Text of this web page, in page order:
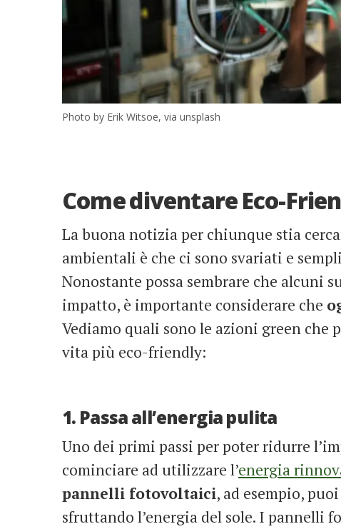
Photo by Erik Witsoe, via unsplash
Come diventare Eco-
La buona notizia per chiunque stia
ambientali è che ci sono svariati e
Nonostante possa sembrare che alcuni
impatto, è importante considerare che
Vediamo quali sono le azioni green
vita più eco-friendly:
1. Passa all’energia pulita
Uno dei primi passi per poter ridurre
cominciare ad utilizzare l’energia
pannelli fotovoltaici, ad esempio,
sfruttando l’energia del sole. I pannelli